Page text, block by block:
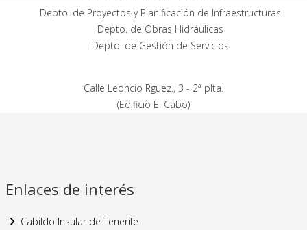
Depto. de Proyectos y Planificación de Infraestructuras
Depto. de Obras Hidráulicas
Depto. de Gestión de Servicios
Calle Leoncio Rguez., 3 - 2ª plta.
(Edificio El Cabo)
Enlaces de interés
Cabildo Insular de Tenerife